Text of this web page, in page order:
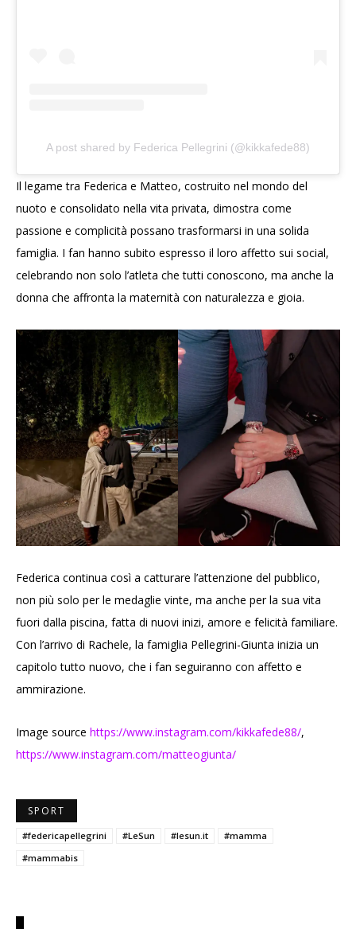
A post shared by Federica Pellegrini (@kikkafede88)
Il legame tra Federica e Matteo, costruito nel mondo del
nuoto e consolidato nella vita privata, dimostra come
passione e complicità possano trasformarsi in una solida
famiglia. I fan hanno subito espresso il loro affetto sui social,
celebrando non solo l’atleta che tutti conoscono, ma anche la
donna che affronta la maternità con naturalezza e gioia.
Federica continua così a catturare l’attenzione del pubblico,
non più solo per le medaglie vinte, ma anche per la sua vita
fuori dalla piscina, fatta di nuovi inizi, amore e felicità familiare.
Con l’arrivo di Rachele, la famiglia Pellegrini-Giunta inizia un
capitolo tutto nuovo, che i fan seguiranno con affetto e
ammirazione.
Image source https://www.instagram.com/kikkafede88/,
https://www.instagram.com/matteogiunta/
SPORT
#federicapellegrini #LeSun #lesun.it
#mamma
#mammabis